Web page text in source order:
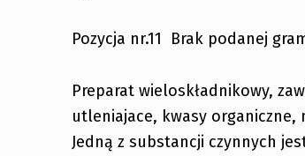
Pozycja nr.11 Brak podanej
Preparat wieloskładnikowy,
utleniajace, kwasy
Jedną z substancji czynnych